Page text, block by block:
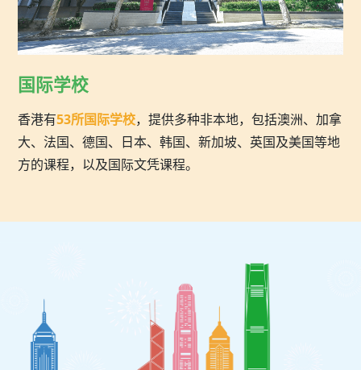
国际学校
香港有53所国际学校，提供多种非本地，包括澳洲、加拿
大、法国、德国、日本、韩国、新加坡、英国及美国等地
方的课程，以及国际文凭课程。